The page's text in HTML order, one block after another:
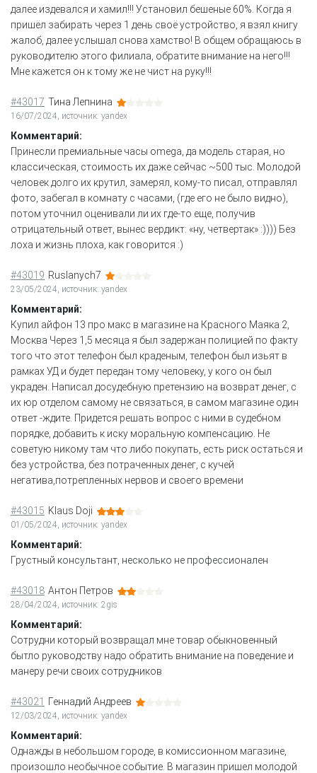
далее издевался и хамил!!! Установил бешеные 60%. Когда я
пришёл забирать через 1 день своё устройство, я взял книгу
жалоб, далее услышал снова хамство! В общем обращаюсь в
руководителю этого филиала, обратите внимание на него!!!
Мне кажется он к тому же не чист на руку!!!
#43017 Тина Лепнина
16/07/2024, источник: yandex
Комментарий:
Принесли премиальные часы omega, да модель старая, но
классическая, стоимость их даже сейчас ~500 тыс. Молодой
человек долго их крутил, замерял, кому-то писал, отправлял
фото, забегал в комнату с часами, (где его не было видно),
потом уточнил оценивали ли их где-то еще, получив
отрицательный ответ, вынес вердикт: «ну, четвертак» :)))) Без
лоха и жизнь плоха, как говорится :)
#43019 Ruslanych7
23/05/2024, источник: yandex
Комментарий:
Купил айфон 13 про макс в магазине на Красного Маяка 2,
Москва Через 1,5 месяца я был задержан полицией по факту
того что этот телефон был краденым, телефон был изьят в
рамках УД и будет передан тому человеку, у кого он был
украден. Написал досудебную претензию на возврат денег, с
их юр отделом самому не связаться, в самом магазине один
ответ -ждите. Придется решать вопрос с ними в судебном
порядке, добавить к иску моральную компенсацию. Не
советую никому там что либо покупать, есть риск остаться и
без устройства, без потраченных денег, с кучей
негатива,потрепленных нервов и своего времени
#43015 Klaus Doji
01/05/2024, источник: yandex
Комментарий:
Грустный консультант, несколько не профессионален
#43018 Антон Петров
28/04/2024, источник: 2gis
Комментарий:
Сотрудни который возвращал мне товар обыкновенный
бытло руководству надо обратить внимание на поведение и
манеру речи своих сотрудников
#43021 Геннадий Андреев
12/03/2024, источник: yandex
Комментарий:
Однажды в небольшом городе, в комиссионном магазине,
произошло необычное событие. В магазин пришел молодой